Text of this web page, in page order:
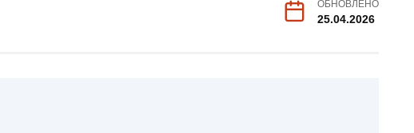
ОБНОВЛЕНО
25.04.2026